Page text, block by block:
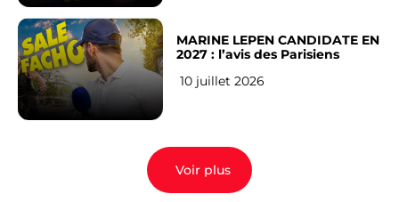
MARINE LEPEN CANDIDATE EN
2027 : l’avis des Parisiens
10 juillet 2026
Voir plus